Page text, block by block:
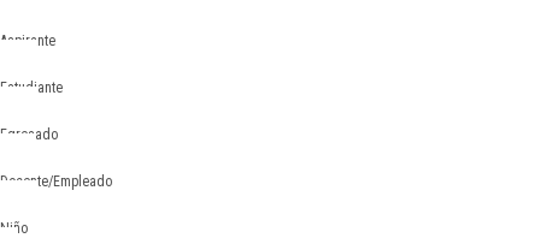
Aspirante
Estudiante
Egresado
Docente/Empleado
Niño